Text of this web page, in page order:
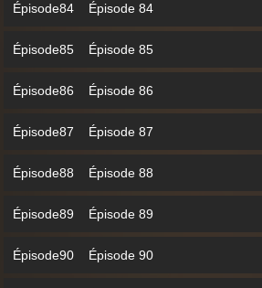
Épisode84 Épisode 84
Épisode85 Épisode 85
Épisode86 Épisode 86
Épisode87 Épisode 87
Épisode88 Épisode 88
Épisode89 Épisode 89
Épisode90 Épisode 90